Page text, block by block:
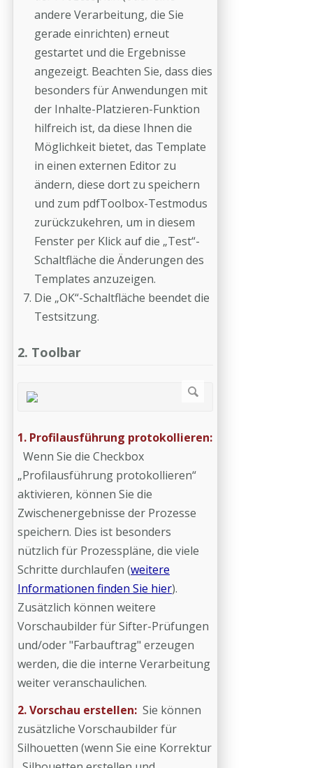
andere Verarbeitung, die Sie
gerade einrichten) erneut
gestartet und die Ergebnisse
angezeigt. Beachten Sie, dass dies
besonders für Anwendungen mit
der Inhalte-Platzieren-Funktion
hilfreich ist, da diese Ihnen die
Möglichkeit bietet, das Template
in einen externen Editor zu
ändern, diese dort zu speichern
und zum pdfToolbox-Testmodus
zurückzukehren, um in diesem
Fenster per Klick auf die „Test“-
Schaltfläche die Änderungen des
Templates anzuzeigen.
Die „OK“-Schaltfläche beendet die
Testsitzung.
2. Toolbar
1. Profilausführung protokollieren:
Wenn Sie die Checkbox
„Profilausführung protokollieren“
aktivieren, können Sie die
Zwischenergebnisse der Prozesse
speichern. Dies ist besonders
nützlich für Prozesspläne, die viele
Schritte durchlaufen (weitere
Informationen finden Sie hier).
Zusätzlich können weitere
Vorschaubilder für Sifter-Prüfungen
und/oder "Farbauftrag" erzeugen
werden, die die interne Verarbeitung
weiter veranschaulichen.
2. Vorschau erstellen: Sie können
zusätzliche Vorschaubilder für
Silhouetten (wenn Sie eine Korrektur